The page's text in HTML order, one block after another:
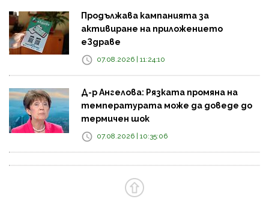
Продължава кампанията за
активиране на приложението
еЗдраве
07.08.2026 | 11:24:10
Д-р Ангелова: Рязката промяна на
температурата може да доведе до
термичен шок
07.08.2026 | 10:35:06